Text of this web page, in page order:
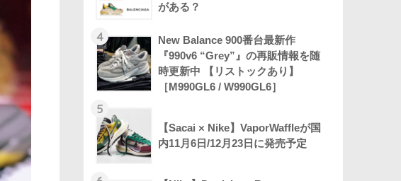
がある？
4
New Balance 900番台最新作
『990v6 “Grey”』の再販情報を随
時更新中 【リストックあり】
［M990GL6 / W990GL6］
5
【Sacai × Nike】VaporWaffleが国
内11月6日/12月23日に発売予定